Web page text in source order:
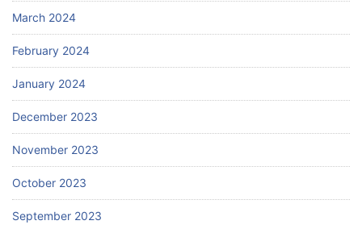
March 2024
February 2024
January 2024
December 2023
November 2023
October 2023
September 2023